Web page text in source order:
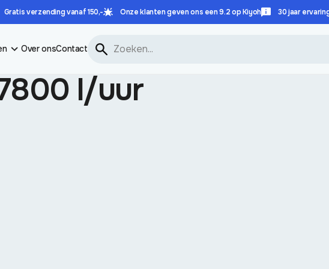
Gratis verzending vanaf 150,- Onze klanten geven ons een 9.2 op Kiyoh 30 jaar
Over onsContact
L/UUR
l/uur